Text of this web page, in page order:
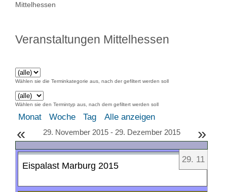
Mittelhessen
Veranstaltungen Mittelhessen
Wählen sie die Terminkategorie aus, nach der gefiltert werden soll
Wählen sie den Termintyp aus, nach dem gefiltert werden soll
Monat Woche Tag Alle anzeigen
« 29. November 2015 - 29. Dezember 2015 »
29. 11
Eispalast Marburg 2015